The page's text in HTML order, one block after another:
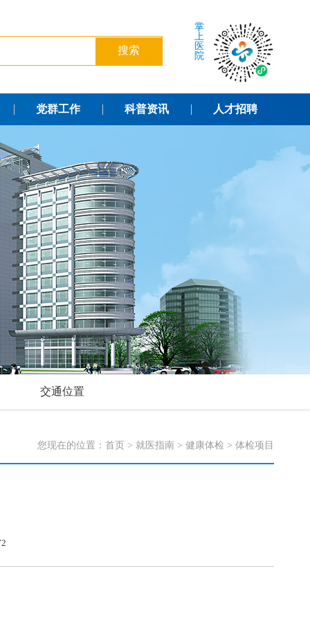
掌
上
医
院
党群工作 科普资讯 人才招聘
交通位置
您现在的位置： 首页 > 就医指南 > 健康体检 > 体检项目